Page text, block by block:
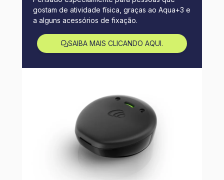
gostam de atividade física, graças ao Aqua+3 e
a alguns acessórios de fixação.
SAIBA MAIS CLICANDO AQUI.